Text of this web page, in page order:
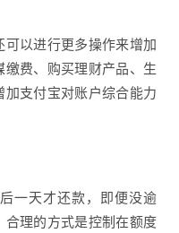
以进行更多操作来增加
费、购买理财产品、生
支付宝对账户综合能力
一天才还款，即便没逾
理的方式是控制在额度